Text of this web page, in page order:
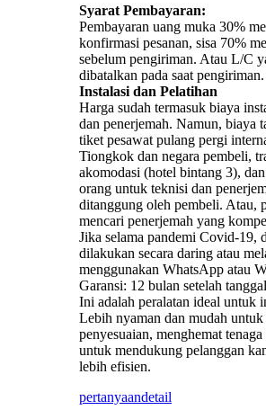
Syarat Pembayaran:
Pembayaran uang muka 30%
konfirmasi pesanan, sisa 70%
sebelum pengiriman. Atau L/C
dibatalkan pada saat pengiriman.
Instalasi dan Pelatihan
Harga sudah termasuk biaya
dan penerjemah. Namun, biaya
tiket pesawat pulang pergi
Tiongkok dan negara pembeli,
akomodasi (hotel bintang 3),
orang untuk teknisi dan
ditanggung oleh pembeli. Atau,
mencari penerjemah yang
Jika selama pandemi Covid-19,
dilakukan secara daring atau
menggunakan WhatsApp atau
Garansi: 12 bulan setelah
Ini adalah peralatan ideal untuk
Lebih nyaman dan mudah
penyesuaian, menghemat
untuk mendukung pelanggan
lebih efisien.
pertanyaandetail